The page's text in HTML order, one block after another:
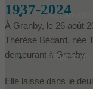
Aquamation
What to do
1937-2024
À Granby, le 26 août
Thérèse Bédard, née
demeurant à Granby.
Elle laisse dans le